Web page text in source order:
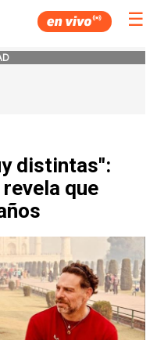
☰
distintas":
que